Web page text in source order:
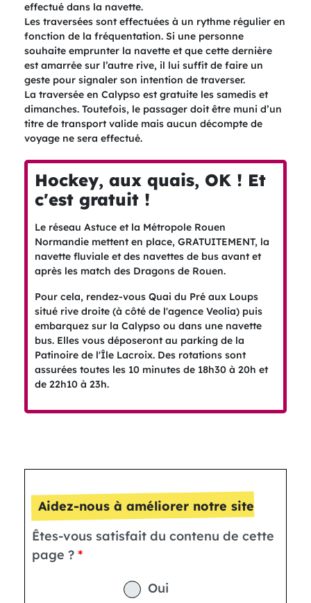
effectué dans la navette.
Les traversées sont effectuées à un rythme régulier en
fonction de la fréquentation. Si une personne
souhaite emprunter la navette et que cette dernière
est amarrée sur l’autre rive, il lui suffit de faire un
geste pour signaler son intention de traverser.
La traversée en Calypso est gratuite les samedis et
dimanches. Toutefois, le passager doit être muni d’un
titre de transport valide mais aucun décompte de
voyage ne sera effectué.
Hockey, aux quais, OK ! Et
c'est gratuit !
Le réseau Astuce et la Métropole Rouen
Normandie mettent en place, GRATUITEMENT, la
navette fluviale et des navettes de bus avant et
après les match des Dragons de Rouen.
Pour cela, rendez-vous Quai du Pré aux Loups
situé rive droite (à côté de l'agence Veolia) puis
embarquez sur la Calypso ou dans une navette
bus. Elles vous déposeront au parking de la
Patinoire de l'Île Lacroix. Des rotations sont
assurées toutes les 10 minutes de 18h30 à 20h et
de 22h10 à 23h.
Aidez-nous à améliorer notre site
Êtes-vous satisfait du contenu de cette
page ?
Oui